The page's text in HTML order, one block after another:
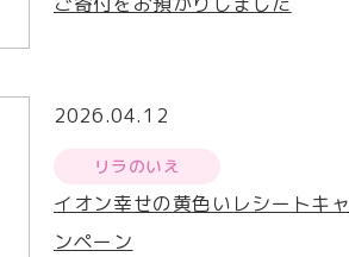
2026.04.12
リラのいえ
イオン幸せの黄色いレシートキャ
ンペーン